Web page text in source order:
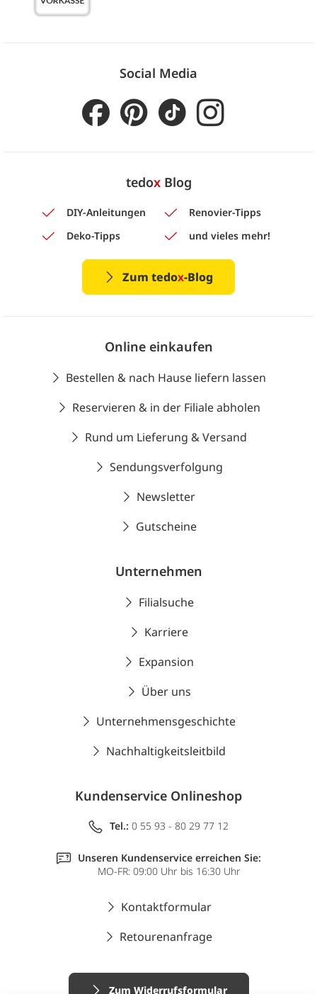
Social Media
tedoxBlog
DIY-Anleitungen
Renovier-Tipps
Deko-Tipps
und vieles mehr!
Zum tedox-Blog
Online einkaufen
Bestellen & nach Hause liefern lassen
Reservieren & in der Filiale abholen
Rund um Lieferung & Versand
Sendungsverfolgung
Newsletter
Gutscheine
Unternehmen
Filialsuche
Karriere
Expansion
Über uns
Unternehmensgeschichte
Nachhaltigkeitsleitbild
Kundenservice Onlineshop
Tel.: 0 55 93 - 80 29 77 12
Unseren Kundenservice erreichen Sie:
MO-FR: 09:00 Uhr bis 16:30 Uhr
Kontaktformular
Retourenanfrage
Zum Widerrufsformular